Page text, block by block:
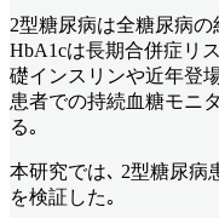
2型糖尿病は全糖尿病の
HbA1cは長期合併症リ
礎インスリンや近年登
患者での持続血糖モニ
る｡
本研究では､ 2型糖尿病
を検証した｡